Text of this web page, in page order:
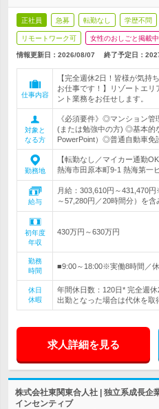
正社員 急募 転勤なし 学歴不問
リモートワーク可 女性のおしごと掲載中
情報更新日：2026/08/07 終了予定日：
仕事内容
【完全週休2日！皆様が気持
お仕事です！】リゾートエリ
ント業務をお任せします。
対象と
なる方
《必須要件》◎マンション
(または勉強中の方) ◎基本的
PowerPoint）◎普通自動車免
勤務地
【転勤なし／マイカー通勤
熱海市田原本町9‐1 熱海第一
給与
月給：303,610円～431,470
～57,280円／20時間分）を含
初年度
年収
430万円～630万円
勤務
時間
■9:00～18:00※実働8時間／
休日
休暇
年間休日数：120日* 完全週
出勤となった場合は代休を取
求人詳細を見る
株式会社東関東合人社 | 独立系成長企
インセンティブ